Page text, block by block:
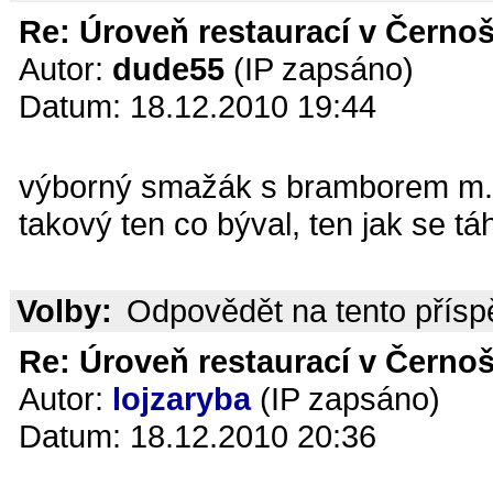
Re: Úroveň restaurací v
Autor: dude55 (IP zapsáno)
Datum: 18.12.2010 19:44
výborný smažák s bramborem
takový ten co býval, ten jak se
Volby: Odpovědět na tento
Re: Úroveň restaurací v
Autor: lojzaryba(IP zapsáno)
Datum: 18.12.2010 20:36